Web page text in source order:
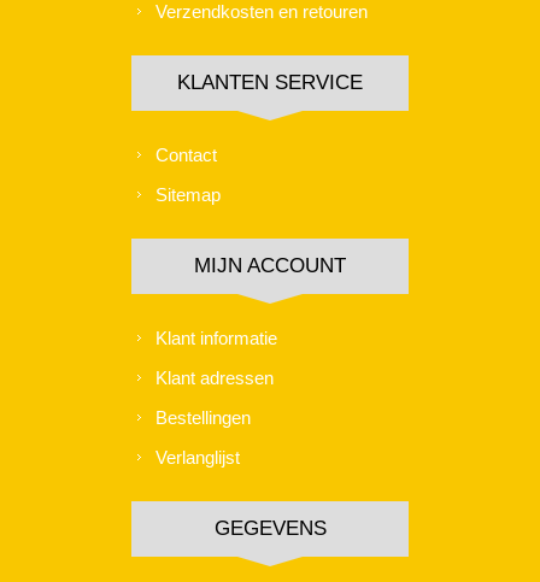
Verzendkosten en retouren
KLANTEN SERVICE
Contact
Sitemap
MIJN ACCOUNT
Klant informatie
Klant adressen
Bestellingen
Verlanglijst
GEGEVENS